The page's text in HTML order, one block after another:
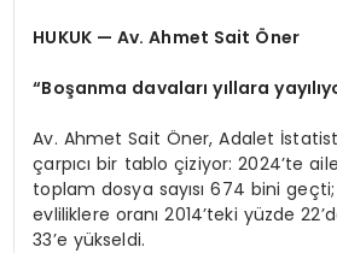
HUKUK — Av. Ahmet Sait Öner
“Boşanma davaları yıllara
Av. Ahmet Sait Öner, Adalet
çarpıcı bir tablo çiziyor: 2024’te
toplam dosya sayısı 674 bini
evliliklere oranı 2014’teki yüzde
33’e yükseldi.